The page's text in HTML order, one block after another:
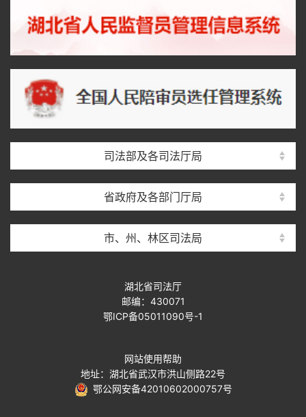
司法部及各司法厅局
省政府及各部门厅局
市、州、林区司法局
湖北省司法厅
邮编：430071
鄂ICP备05011090号-1
网站使用帮助
地址：湖北省武汉市洪山侧路22号
鄂公网安备42010602000757号